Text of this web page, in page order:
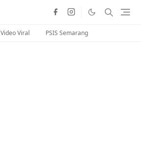
Video Viral PSIS Semarang